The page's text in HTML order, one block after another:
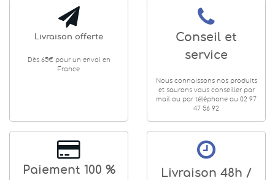
Livraison offerte
Dès 65€ pour un envoi en
France
Conseil et
service
Nous connaissons nos produits
et saurons vous conseiller par
mail ou par téléphone au 02 97
47 56 92
Paiement 100 %
Livraison 48h /